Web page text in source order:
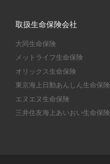
取扱生命保険会社
大同生命保険
メットライフ生命保険
オリックス生命保険
東京海上日動あんしん生命保険
エヌエヌ生命保険
三井住友海上あいおい生命保険